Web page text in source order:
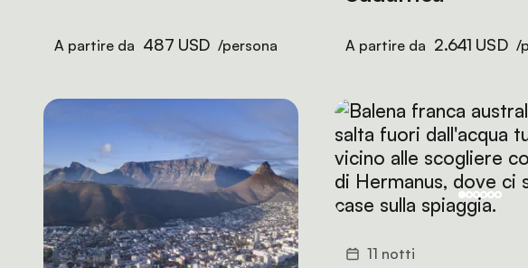
A partire da 487 USD /persona A partire da 2.641 USD /
11 notti